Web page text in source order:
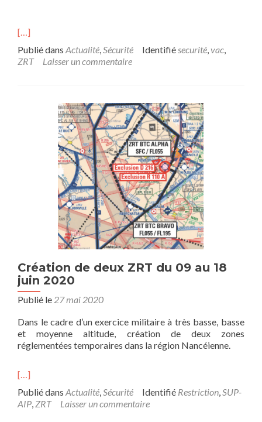
[…]
Publié dans Actualité Sécurité Identifié securité vac
ZRT
Laisser un commentaire
Création de deux ZRT du 09 au 18
juin 2020
Publié le 27 mai 2020
Dans le cadre d’un exercice militaire à très basse, basse
et moyenne altitude, création de deux zones
réglementées temporaires dans la région Nancéienne.
[…]
Publié dans Actualité Sécurité Identifié Restriction SUP-
AIP ZRT Laisser un commentaire